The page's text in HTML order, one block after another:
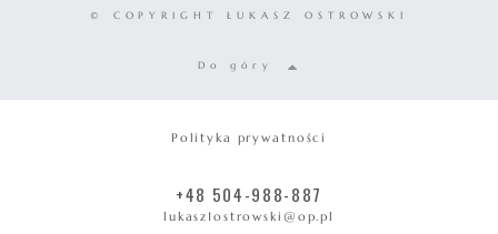
© COPYRIGHT ŁUKASZ OSTROWSKI
Do góry
Polityka prywatności
+48 504-988-887
lukasz1ostrowski@op.pl